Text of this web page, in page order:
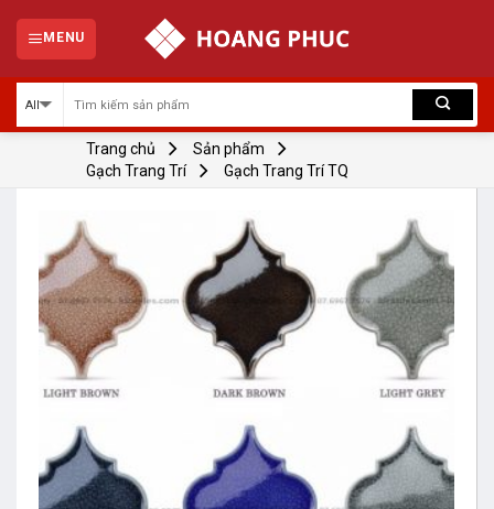
content
MENU
Trang chủ
Sản phẩm
Gạch Trang Trí
Gạch Trang Trí TQ